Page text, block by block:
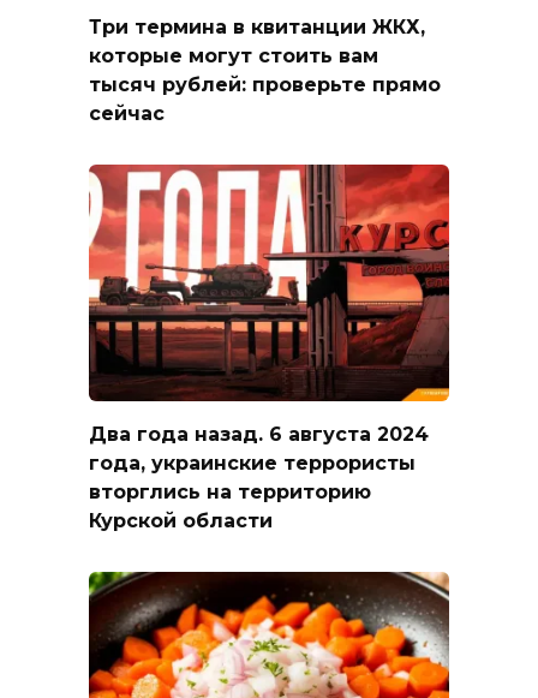
Три термина в квитанции ЖКХ,
которые могут стоить вам
тысяч рублей: проверьте прямо
сейчас
Два года назад. 6 августа 2024
года, украинские террористы
вторглись на территорию
Курской области